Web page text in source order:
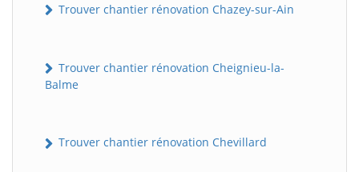
Trouver chantier rénovation Chazey-sur-Ain
Trouver chantier rénovation Cheignieu-la-
Balme
Trouver chantier rénovation Chevillard